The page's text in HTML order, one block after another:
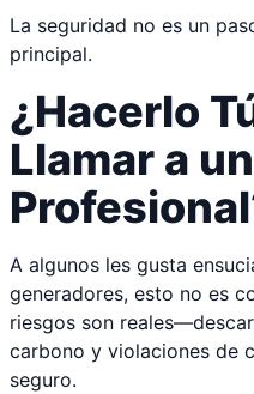
La seguridad no es un
principal.
¿Hacerlo
Llamar a un
A algunos les gusta
generadores, esto no es
riesgos son
carbono y violaciones de
seguro.